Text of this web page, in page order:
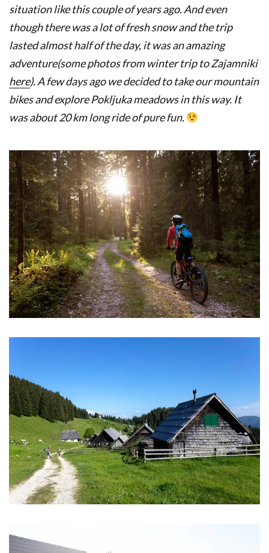
situation like this couple of years ago. And even
though there was a lot of fresh snow and the trip
lasted almost half of the day, it was an amazing
adventure(some photos from winter trip to Zajamniki
here). A few days ago we decided to take our mountain
bikes and explore Pokljuka meadows in this way. It
was about 20 km long ride of pure fun.